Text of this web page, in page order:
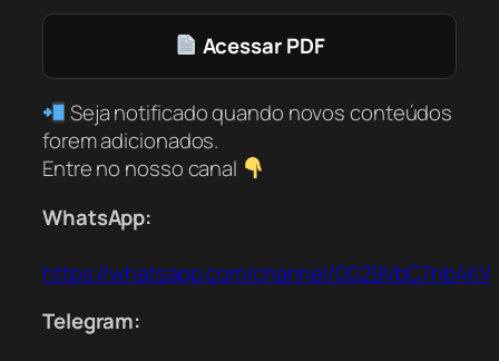
Acessar PDF
Seja notificado quando novos conteúdos
forem adicionados.
Entre no nosso canal
WhatsApp:
https://whatsapp.com/channel/
Telegram: